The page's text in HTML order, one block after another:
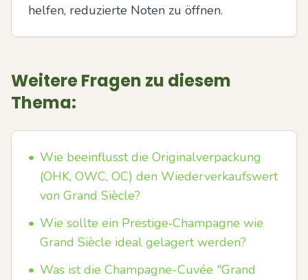
helfen, reduzierte Noten zu öffnen.
Weitere Fragen zu diesem
Thema:
• Wie beeinflusst die Originalverpackung
(OHK, OWC, OC) den Wiederverkaufswert
von Grand Siècle?
• Wie sollte ein Prestige‑Champagne wie
Grand Siècle ideal gelagert werden?
• Was ist die Champagne-Cuvée "Grand